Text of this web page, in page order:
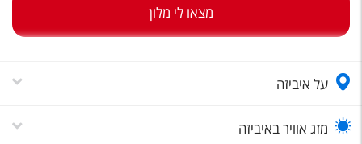
מלונות בחו"ל
מגזין אשת
מצאו לי מלון
על איביזה
מזג אוויר באיביזה